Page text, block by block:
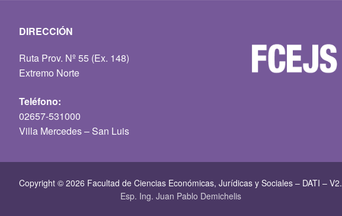
DIRECCIÓN
Ruta Prov. Nº 55 (Ex. 148)
Extremo Norte
Teléfono:
02657-531000
Villa Mercedes – San Luis
Copyright © 2026 Facultad de Ciencias Económicas, Jurí­dicas y Sociales – DATI – V2.
Esp. Ing. Juan Pablo Demichelis